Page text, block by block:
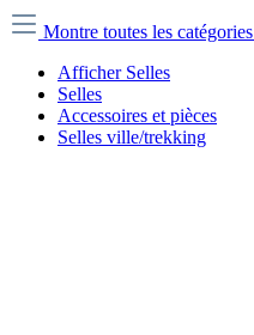
Montre toutes les catégories
Afficher Selles
Selles
Accessoires et pièces
Selles ville/trekking